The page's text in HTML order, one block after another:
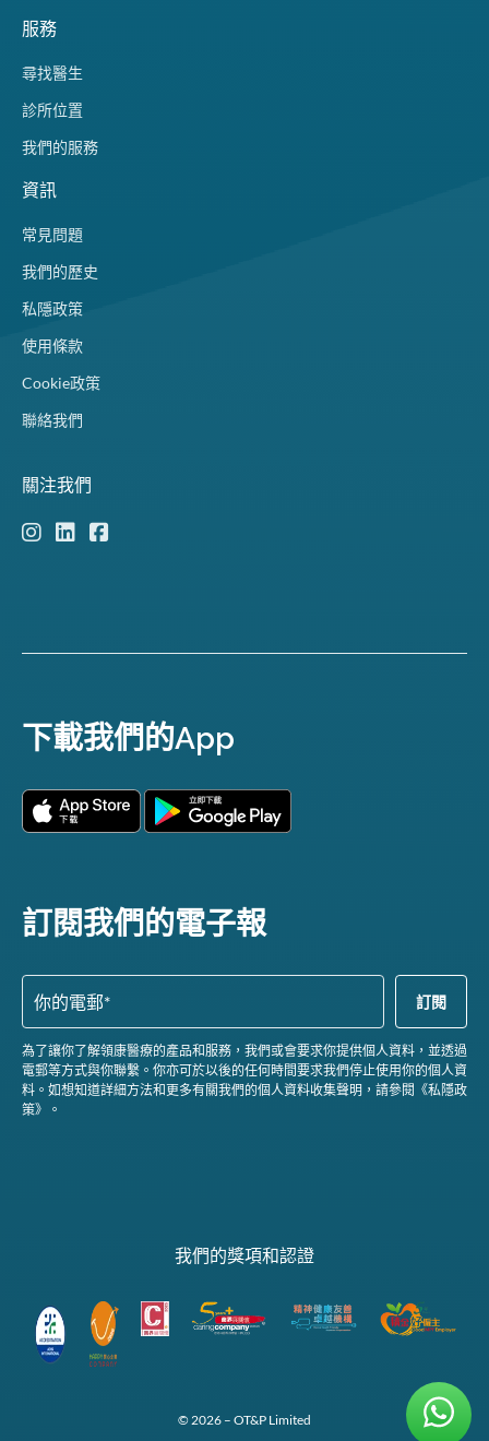
服務
尋找醫生
診所位置
我們的服務
資訊
常見問題
我們的歷史
私隱政策
使用條款
Cookie政策
聯絡我們
關注我們
下載我們的App
訂閱我們的電子報
為了讓你了解領康醫療的產品和服務，我們或會要求你提供個人資料，並透過
電郵等方式與你聯繫。你亦可於以後的任何時間要求我們停止使用你的個人資
料。如想知道詳細方法和更多有關我們的個人資料收集聲明，請參閱《私隱政
策》。
我們的獎項和認證
© 2026 – OT&P Limited